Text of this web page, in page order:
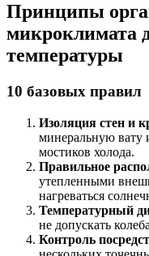
Принципы
микроклимата
температуры
10 базовых правил
Изоляция стен и
минеральную вату
мостиков холода.
Правильное
утепленными
нагреваться
Температурный
не допускать
Контроль